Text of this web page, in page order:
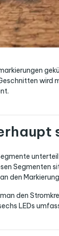
den
den
LEDs